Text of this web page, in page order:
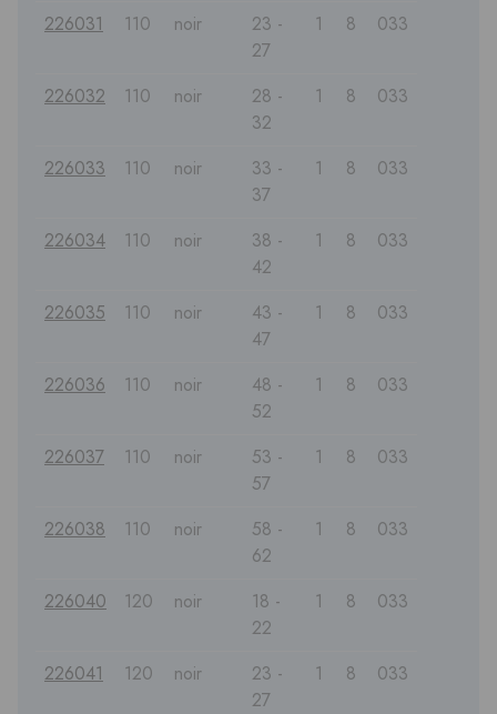
226031 110 noir
23 -
27
1 8 033
226032 110 noir
28 -
32
1 8 033
226033 110 noir
33 -
37
1 8 033
226034 110 noir
38 -
42
1 8 033
226035 110 noir
43 -
47
1 8 033
226036 110 noir
48 -
52
1 8 033
226037 110 noir
53 -
57
1 8 033
226038 110 noir
58 -
62
1 8 033
226040 120 noir
18 -
22
1 8 033
226041 120 noir
23 -
27
1 8 033